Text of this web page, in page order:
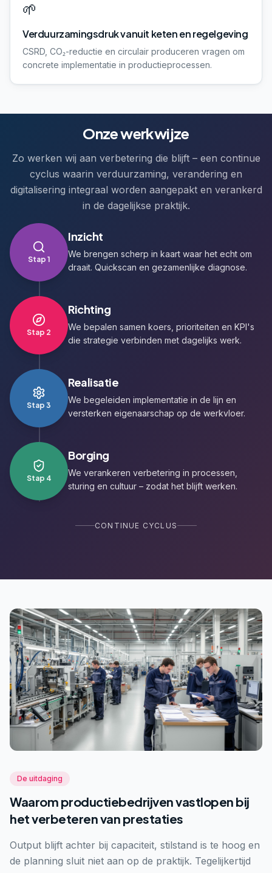
🌱
Verduurzamingsdruk vanuit keten en regelgeving
CSRD, CO₂-reductie en circulair produceren vragen om
concrete implementatie in productieprocessen.
Onze werkwijze
Zo werken wij aan verbetering die blijft – een continue
cyclus waarin verduurzaming, verandering en
digitalisering integraal worden aangepakt en verankerd
in de dagelijkse praktijk.
Stap 1
Inzicht
We brengen scherp in kaart waar het echt om
draait. Quickscan en gezamenlijke diagnose.
Stap 2
Richting
We bepalen samen koers, prioriteiten en KPI's
die strategie verbinden met dagelijks werk.
Stap 3
Realisatie
We begeleiden implementatie in de lijn en
versterken eigenaarschap op de werkvloer.
Stap 4
Borging
We verankeren verbetering in processen,
sturing en cultuur – zodat het blijft werken.
CONTINUE CYCLUS
De uitdaging
Waarom productiebedrijven vastlopen bij
het verbeteren van prestaties
Output blijft achter bij capaciteit, stilstand is te hoog en
de planning sluit niet aan op de praktijk. Tegelijkertijd